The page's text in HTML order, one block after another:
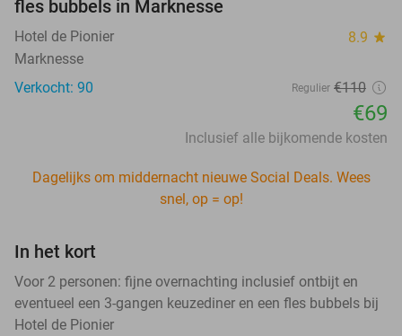
fles bubbels in Marknesse
Hotel de Pionier 8.9 star
Marknesse
Verkocht: 90
Regulier €110
€69
Inclusief alle bijkomende kosten
Dagelijks om middernacht nieuwe Social Deals. Wees
snel, op = op!
In het kort
Voor 2 personen: fijne overnachting inclusief ontbijt en
eventueel een 3-gangen keuzediner en een fles bubbels bij
Hotel de Pionier